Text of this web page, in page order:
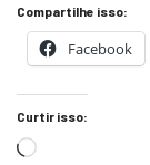
Compartilhe isso:
Facebook
Curtir isso: